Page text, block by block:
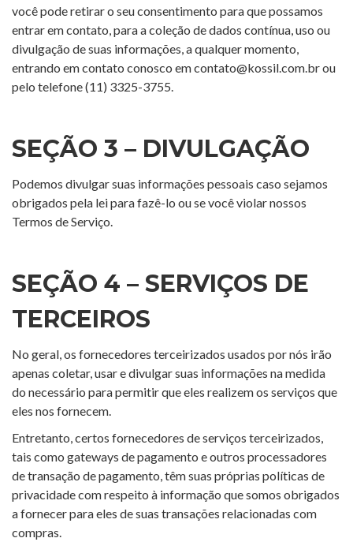
você pode retirar o seu consentimento para que possamos
entrar em contato, para a coleção de dados contínua, uso ou
divulgação de suas informações, a qualquer momento,
entrando em contato conosco em contato@kossil.com.br ou
pelo telefone (11) 3325-3755.
SEÇÃO 3 – DIVULGAÇÃO
Podemos divulgar suas informações pessoais caso sejamos
obrigados pela lei para fazê-lo ou se você violar nossos
Termos de Serviço.
SEÇÃO 4 – SERVIÇOS DE
TERCEIROS
No geral, os fornecedores terceirizados usados por nós irão
apenas coletar, usar e divulgar suas informações na medida
do necessário para permitir que eles realizem os serviços que
eles nos fornecem.
Entretanto, certos fornecedores de serviços terceirizados,
tais como gateways de pagamento e outros processadores
de transação de pagamento, têm suas próprias políticas de
privacidade com respeito à informação que somos obrigados
a fornecer para eles de suas transações relacionadas com
compras.